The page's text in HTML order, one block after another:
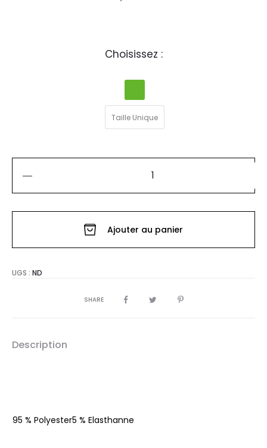
Choisissez :
Taille Unique
Ajouter au panier
UGS : ND
SHARE
Description
95 % Polyester5 % Elasthanne